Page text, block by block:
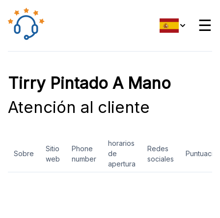
☰
Tirry Pintado A Mano
Atención al cliente
Sobre
Sitio
web
Phone
number
horarios
de
apertura
Redes
sociales